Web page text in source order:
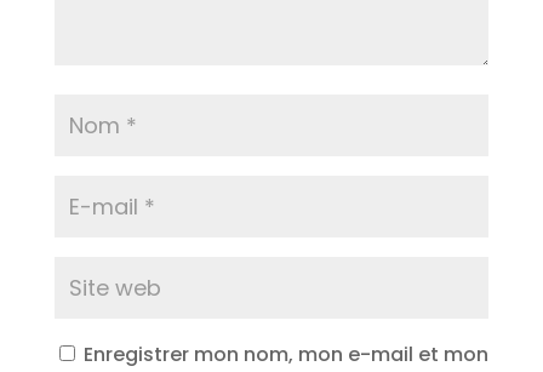
Enregistrer mon nom, mon e-mail et mon